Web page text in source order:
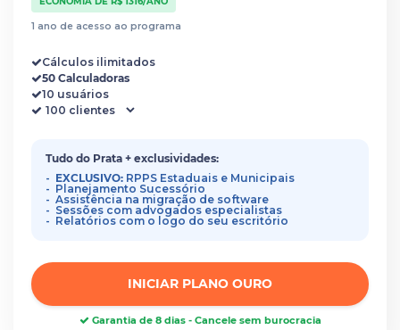
1 ano de acesso ao programa
Cálculos ilimitados
50 Calculadoras
10 usuários
Tudo do Prata + exclusividades:
EXCLUSIVO: RPPS Estaduais e Municipais
Planejamento Sucessório
Assistência na migração de software
Sessões com advogados especialistas
Relatórios com o logo do seu escritório
INICIAR PLANO OURO
Garantia de 8 dias - Cancele sem burocracia